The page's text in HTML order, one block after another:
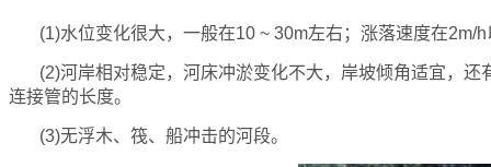
(1)水位变化很大，一般在10 ~ 30m左右；涨落速度在
(2)河岸相对稳定，河床冲淤变化不大，岸坡倾角适宜，
连接管的长度。
(3)无浮木、筏、船冲击的河段。